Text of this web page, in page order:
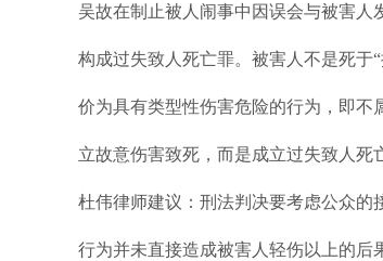
吴故在制止被人闹事中因误会与被害人
构成过失致人死亡罪。被害人不是死于
价为具有类型性伤害危险的行为，即
立故意伤害致死，而是成立过失致人死
杜伟律师建议：刑法判决要考虑公众的
行为并未直接造成被害人轻伤以上的后